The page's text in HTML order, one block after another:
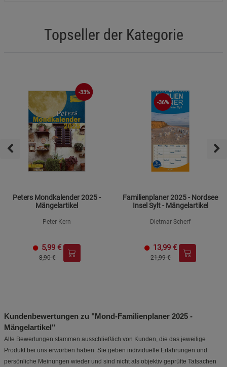
Topseller der Kategorie
-33%
Peters Mondkalender 2025 -
Mängelartikel
Peter Kern
5,99 €
8,90 €
-36%
Familienplaner 2025 - Nordsee
Insel Sylt - Mängelartikel
Dietmar Scherf
13,99 €
21,99 €
Kundenbewertungen zu "Mond-Familienplaner 2025 -
Mängelartikel"
Alle Bewertungen stammen ausschließlich von Kunden, die das jeweilige
Produkt bei uns erworben haben. Sie geben individuelle Erfahrungen und
persönliche Meinungen wieder und sind nicht als objektiv geprüfte Tatsachen
Cookie-Informationenanzeigen